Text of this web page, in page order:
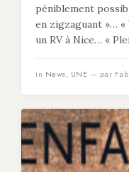
péniblement
en zigzaguant »…
un RV à Nice… «
in News, UNE — par